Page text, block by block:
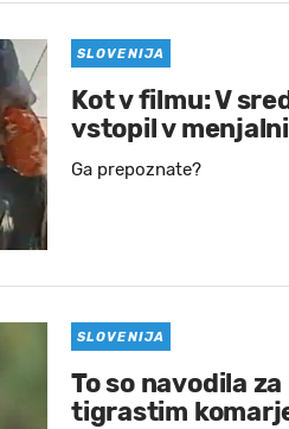
SLOVENIJA
Kot v filmu: V
vstopil v
Ga prepoznate?
SLOVENIJA
To so navodila
tigrastim